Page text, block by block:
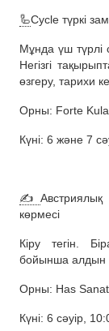
🦾Cycle түркі
Мұнда үш түрлі
Негізгі
өзгеру, тарихи
Орны: Forte
Күні: 6 және 7
✍️
көрмесі
Кіру тегін.
бойынша алдын
Орны: Has Sanat
Күні: 6 сәуір,